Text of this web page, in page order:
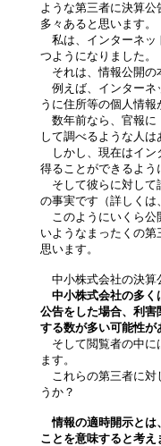
ような第三者に決算
多々あると思います。
私は、インターネッ
つようになりました。
それは、情報公開の
例えば、インターネ
うに住所等の個人情報
数年前なら、官報に
して調べるような人は
しかし、現在はイン
得ることができるよう
そして彼らに対して
の事実です（詳しくは
このようにいくら公
いようなまったくの
思います。
中小株式会社の決算
中小株式会社の多く
公告をした場合、利
する数が多い可能性が
そして閲覧者の中に
ます。
これらの第三者に対
うか？
情報の適時開示とは
ことを意味すると考え